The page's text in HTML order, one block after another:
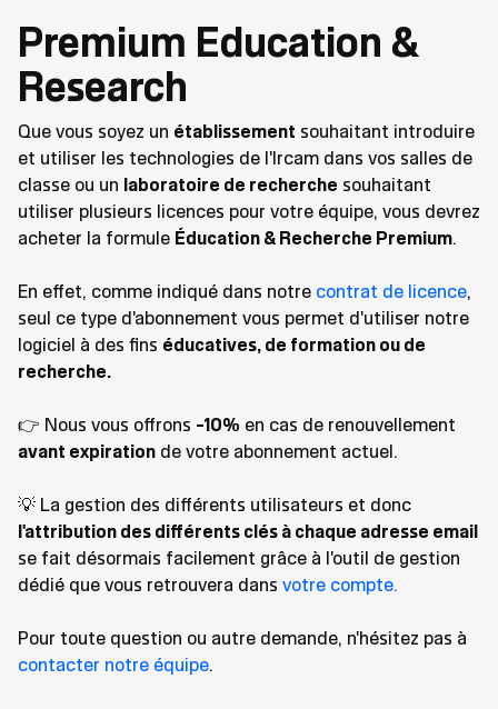
Premium Education &
Research
Que vous soyez un établissement souhaitant introduire
et utiliser les technologies de l'Ircam dans vos salles de
classe ou un laboratoire de recherche souhaitant
utiliser plusieurs licences pour votre équipe, vous devrez
acheter la formule Éducation & Recherche Premium.
En effet, comme indiqué dans notre contrat de licence,
seul ce type d'abonnement vous permet d'utiliser notre
logiciel à des fins éducatives, de formation ou de
recherche.
👉 Nous vous offrons -10% en cas de renouvellement
avant expiration de votre abonnement actuel.
💡 La gestion des différents utilisateurs et donc
l'attribution des différents clés à chaque adresse email
se fait désormais facilement grâce à l'outil de gestion
dédié que vous retrouvera dans votre compte.
Pour toute question ou autre demande, n'hésitez pas à
contacter notre équipe.